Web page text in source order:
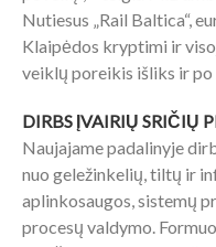
Nutiesus „Rail Baltica“,
Klaipėdos kryptimi ir
veiklų poreikis išliks ir po
DIRBS ĮVAIRIŲ SRIČIŲ
Naujajame padalinyje
nuo geležinkelių, tiltų ir
aplinkosaugos, sistemų
procesų valdymo.